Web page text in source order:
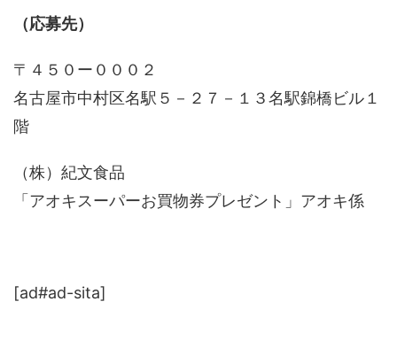
（応募先）
〒４５０ー０００２
名古屋市中村区名駅５－２７－１３名駅錦橋ビル１
階
（株）紀文食品
「アオキスーパーお買物券プレゼント」アオキ係
[ad#ad-sita]